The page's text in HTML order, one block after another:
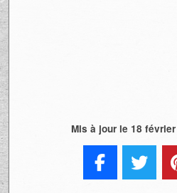
Mis à jour le 18